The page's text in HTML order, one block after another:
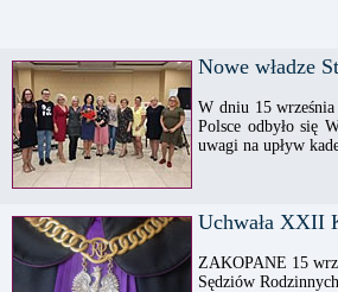
Nowe władze
W dniu 15
Polsce odbyło się
uwagi na upływ
Uchwała XXII
ZAKOPANE 15
Sędziów